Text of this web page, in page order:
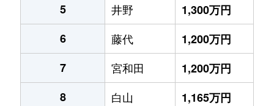
5
井野
1,300万円
6
藤代
1,200万円
7
宮和田
1,200万円
8
白山
1,165万円